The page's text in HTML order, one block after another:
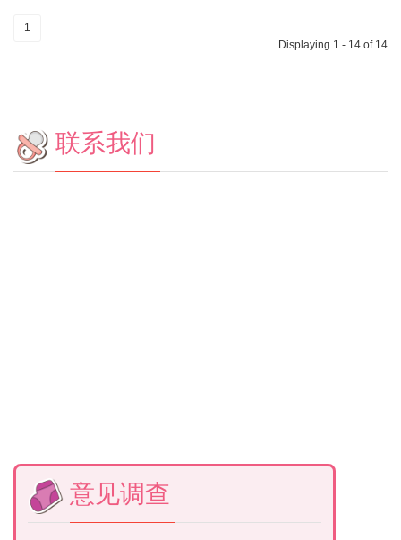
1
Displaying 1 - 14 of 14
联系我们
意见调查